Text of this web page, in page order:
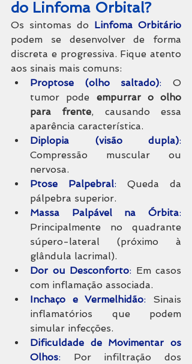
do Linfoma Orbital?
Os sintomas do Linfoma Orbitário
podem se desenvolver de forma
discreta e progressiva. Fique atento
aos sinais mais comuns:
Proptose (olho saltado): O
tumor pode empurrar o olho
para frente, causando essa
aparência característica.
Diplopia (visão dupla):
Compressão muscular ou
nervosa.
Ptose Palpebral: Queda da
pálpebra superior.
Massa Palpável na Órbita:
Principalmente no quadrante
súpero-lateral (próximo à
glândula lacrimal).
Dor ou Desconforto: Em casos
com inflamação associada.
Inchaço e Vermelhidão: Sinais
inflamatórios que podem
simular infecções.
Dificuldade de Movimentar os
Olhos: Por infiltração dos